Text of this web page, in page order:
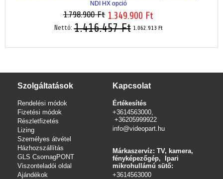
NDI HX opció
1.798.900 Ft 1.349.900 Ft
Nettó:1.416.457 Ft 1.062.913 Ft
Szolgáltatások
Rendelési módok
Fizetési módok
Részletfizetés
Lizing
Személyes átvétel
Házhozszállítás
GLS CsomagPONT
Viszonteladói oldal
Ajándékok
Kapcsolat
Értékesítés
+3614563000,
+36205999922
info@videopart.hu
Márkaszervíz: TV, kamera,
fényképezőgép, Ipari
mikrohullámú sütő:
+3614563000